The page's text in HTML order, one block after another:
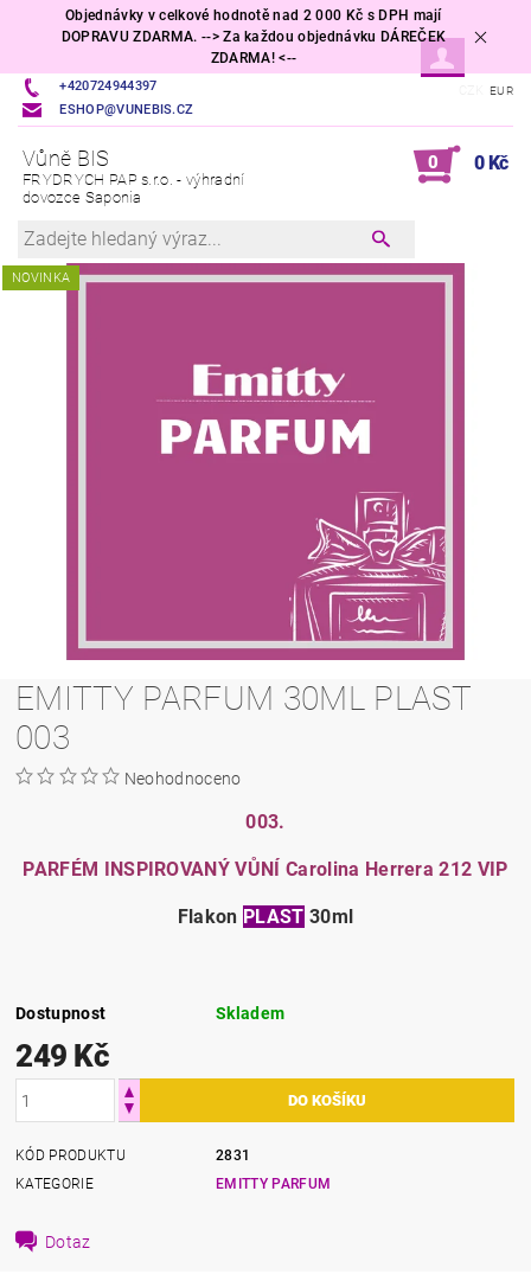
Objednávky v celkové hodnotě nad 2 000 Kč s DPH mají
DOPRAVU ZDARMA. --> Za každou objednávku DÁREČEK
ZDARMA! <--
+420724944397
ESHOP@VUNEBIS.CZ
EUR
Vůně BIS
FRYDRYCH PAP s.r.o. - výhradní
dovozce Saponia
0 0 Kč
NOVINKA
EMITTY PARFUM 30ML PLAST
003
Neohodnoceno
003.
PARFÉM INSPIROVANÝ VŮNÍ Carolina Herrera 212 VIP
Flakon PLAST 30ml
Dostupnost Skladem
249 Kč
KÓD PRODUKTU
2831
KATEGORIE
EMITTY PARFUM
Dotaz